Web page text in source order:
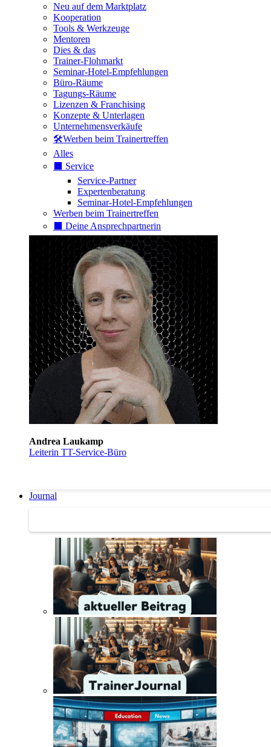
Neu auf dem Marktplatz
Kooperation
Tools & Werkzeuge
Mentoren
Dies & das
Trainer-Flohmarkt
Seminar-Hotel-Empfehlungen
Büro-Räume
Tagungs-Räume
Lizenzen & Franchising
Konzepte & Unterlagen
Unternehmensverkäufe
🛠️Werben beim Trainertreffen
Alles
⬛️ Service
Service-Partner
Expertenberatung
Seminar-Hotel-Empfehlungen
Werben beim Trainertreffen
⬛️ Deine Ansprechpartnerin
Andrea Laukamp
Leiterin TT-Service-Büro
Journal